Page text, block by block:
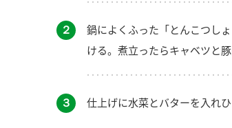
２
鍋によくふった「とんこつし
ける。煮立ったらキャベツと
３ 仕上げに水菜とバターを入れひ